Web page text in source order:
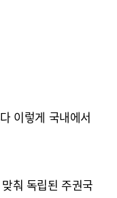
이렇게 국내에서
춰 독립된 주권국